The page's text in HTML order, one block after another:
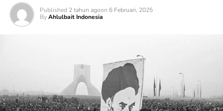
Published 2 tahun agoon 6 Februari, 2025
By Ahlulbait Indonesia